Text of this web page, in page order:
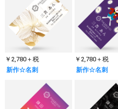
￥2,780＋税
新作☆名刺
￥2,780＋税
新作☆名刺